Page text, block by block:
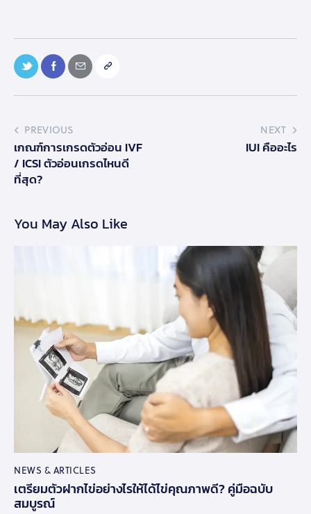
PREVIOUS
เกณฑ์การเกรดตัวอ่อน IVF
/ ICSI ตัวอ่อนเกรดไหนดี
ที่สุด?
NEXT
IUI คืออะไร
You May Also Like
NEWS & ARTICLES
เตรียมตัวฝากไข่อย่างไรให้ได้ไข่คุณภาพดี? คู่มือฉบับ
สมบูรณ์